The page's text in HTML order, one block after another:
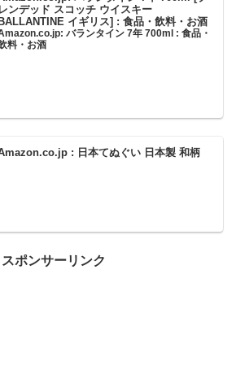
レンデッド スコッチ ウイスキー
BALLANTINE イギリス] : 食品・飲料・お酒
バランタイン 7年 700ml : 食品・
料・お酒
: 日本てぬぐい 日本製 和柄
スポンサーリンク